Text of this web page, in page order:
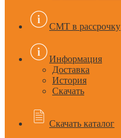
CMT в рассрочку
Информация
Доставка
История
Скачать
Скачать каталог